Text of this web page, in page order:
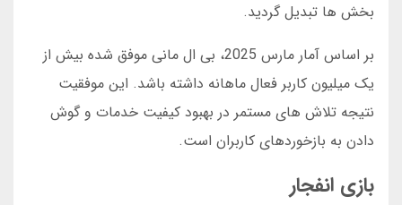
بخش ها تبدیل گردید.
بر اساس آمار مارس 2025، بی ال مانی موفق شده بیش از
یک میلیون کاربر فعال ماهانه داشته باشد. این موفقیت
نتیجه تلاش های مستمر در بهبود کیفیت خدمات و گوش
دادن به بازخوردهای کاربران است.
بازی انفجار